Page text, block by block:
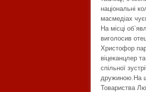
національні
масмедіах
На місці
виголосив
Христофор
віцеканцлер
спільної
дружиною.На
Товариства